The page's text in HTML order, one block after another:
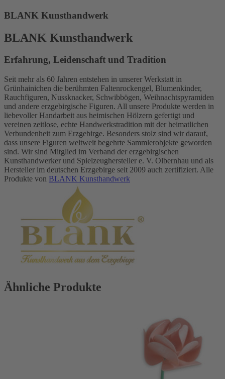
BLANK Kunsthandwerk
BLANK Kunsthandwerk
Erfahrung, Leidenschaft und Tradition
Seit mehr als 60 Jahren entstehen in unserer Werkstatt in
Grünhainichen die berühmten Faltenrockengel, Blumenkinder,
Rauchfiguren, Nussknacker, Schwibbögen, Weihnachtspyramiden
und andere erzgebirgische Figuren. All unsere Produkte werden in
liebevoller Handarbeit aus heimischen Hölzern gefertigt und
vereinen zeitlose, echte Handwerkstradition mit der heimatlichen
Verbundenheit zum Erzgebirge. Besonders stolz sind wir darauf,
dass unsere Figuren weltweit begehrte Sammlerobjekte geworden
sind. Wir sind Mitglied im Verband der erzgebirgischen
Kunsthandwerker und Spielzeughersteller e. V. Olbernhau und als
Hersteller im deutschen Erzgebirge seit 2009 auch zertifiziert. Alle
Produkte von BLANK Kunsthandwerk
Ähnliche Produkte